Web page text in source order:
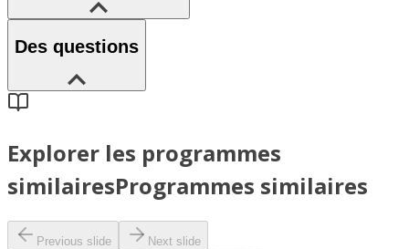
Des questions
Explorer les programmes
similairesProgrammes similaires
Previous slide Next slide